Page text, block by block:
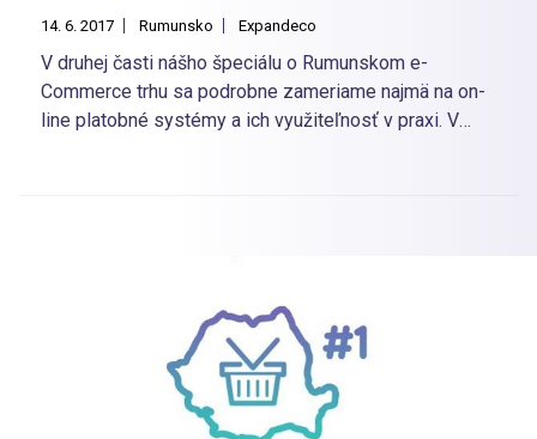
14. 6. 2017 Rumunsko Expandeco
V druhej časti nášho špeciálu o Rumunskom e-
Commerce trhu sa podrobne zameriame najmä na on-
line platobné systémy a ich využiteľnosť v praxi. V